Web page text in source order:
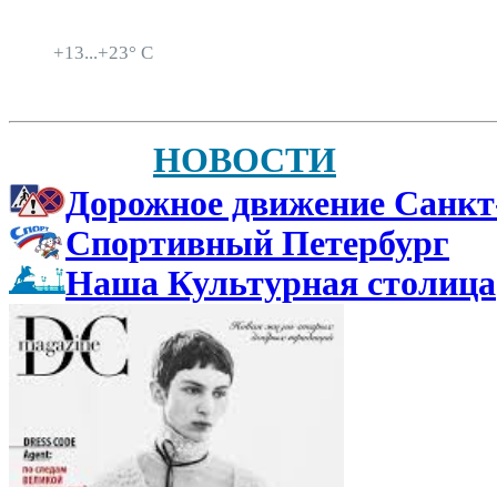
+13...+23° C
НОВОСТИ
Дорожное движение
Спортивный Петербург
Наша Культурная столица